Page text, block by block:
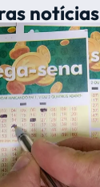
notícias